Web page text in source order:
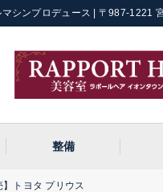
シンプロデュース | 〒987-1221
整備
トヨタ プリウス